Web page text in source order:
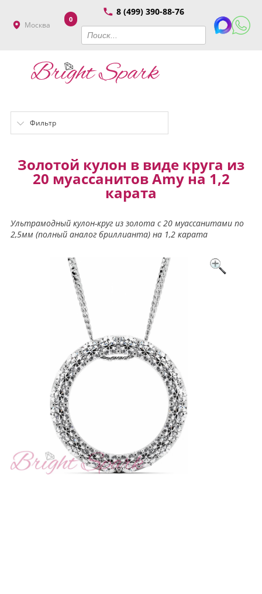
Москва
8 (499) 390-88-76
0
Фильтр
Золотой кулон в виде круга из
20 муассанитов Amy на 1,2
карата
Ультрамодный кулон-круг из золота с 20 муассанитами по
2,5мм (полный аналог бриллианта) на 1,2 карата